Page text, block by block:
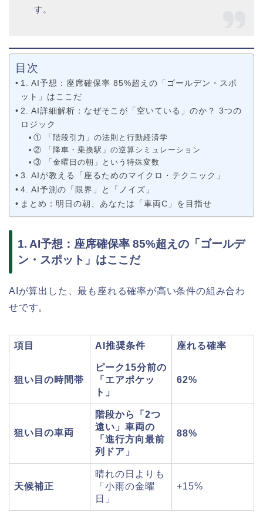
す。
目次
1. AI予想：座席確保率 85%超えの「ゴールデン・スポ
ット」はここだ
2. AI詳細解析：なぜそこが「空いている」のか？ 3つの
ロジック
① 「階段引力」の法則と行動経済学
② 「降車・乗換駅」の逆算シミュレーション
③ 「金曜日の朝」という特殊変数
3. AIが教える「座るためのマイクロ・テクニック」
4. AI予測の「限界」と「ノイズ」
まとめ：明日の朝、あなたは「車両C」を目指せ
1. AI予想：座席確保率 85%超えの「ゴールデ
ン・スポット」はここだ
AIが算出した、最も座れる確率が高い条件の組み合わ
せです。
項目 AI推奨条件 座れる確率
狙い目の時間帯
ピーク15分前の
「エアポケッ
ト」
62%
狙い目の車両
階段から「2つ
遠い」車両の
「進行方向最前
列ドア」
88%
天候補正
晴れの日よりも
「小雨の金曜
日」
+15%